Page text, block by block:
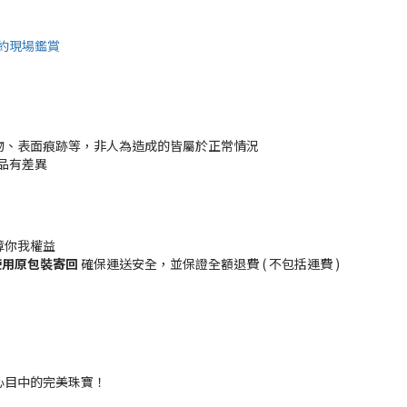
現場鑑賞
表面痕跡等，非人為造成的皆屬於正常情況
有差異
你我權益
原包裝寄回 確保運送安全，並保證全額退費 ( 不包括運費 )
中的完美珠寶！